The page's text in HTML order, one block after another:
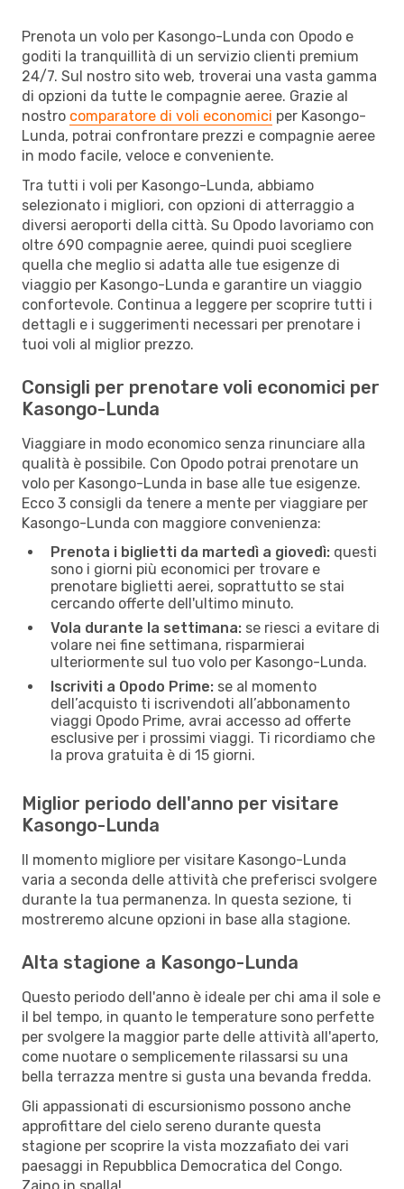
Prenota un volo per Kasongo-Lunda con Opodo e
goditi la tranquillità di un servizio clienti premium
24/7. Sul nostro sito web, troverai una vasta gamma
di opzioni da tutte le compagnie aeree. Grazie al
nostro comparatore di voli economici per Kasongo-
Lunda, potrai confrontare prezzi e compagnie aeree
in modo facile, veloce e conveniente.
Tra tutti i voli per Kasongo-Lunda, abbiamo
selezionato i migliori, con opzioni di atterraggio a
diversi aeroporti della città. Su Opodo lavoriamo con
oltre 690 compagnie aeree, quindi puoi scegliere
quella che meglio si adatta alle tue esigenze di
viaggio per Kasongo-Lunda e garantire un viaggio
confortevole. Continua a leggere per scoprire tutti i
dettagli e i suggerimenti necessari per prenotare i
tuoi voli al miglior prezzo.
Consigli per prenotare voli economici per
Kasongo-Lunda
Viaggiare in modo economico senza rinunciare alla
qualità è possibile. Con Opodo potrai prenotare un
volo per Kasongo-Lunda in base alle tue esigenze.
Ecco 3 consigli da tenere a mente per viaggiare per
Kasongo-Lunda con maggiore convenienza:
Prenota i biglietti da martedì a giovedì: questi
sono i giorni più economici per trovare e
prenotare biglietti aerei, soprattutto se stai
cercando offerte dell'ultimo minuto.
Vola durante la settimana: se riesci a evitare di
volare nei fine settimana, risparmierai
ulteriormente sul tuo volo per Kasongo-Lunda.
Iscriviti a Opodo Prime: se al momento
dell’acquisto ti iscrivendoti all’abbonamento
viaggi Opodo Prime, avrai accesso ad offerte
esclusive per i prossimi viaggi. Ti ricordiamo che
la prova gratuita è di 15 giorni.
Miglior periodo dell'anno per visitare
Kasongo-Lunda
Il momento migliore per visitare Kasongo-Lunda
varia a seconda delle attività che preferisci svolgere
durante la tua permanenza. In questa sezione, ti
mostreremo alcune opzioni in base alla stagione.
Alta stagione a Kasongo-Lunda
Questo periodo dell'anno è ideale per chi ama il sole e
il bel tempo, in quanto le temperature sono perfette
per svolgere la maggior parte delle attività all'aperto,
come nuotare o semplicemente rilassarsi su una
bella terrazza mentre si gusta una bevanda fredda.
Gli appassionati di escursionismo possono anche
approfittare del cielo sereno durante questa
stagione per scoprire la vista mozzafiato dei vari
paesaggi in Repubblica Democratica del Congo.